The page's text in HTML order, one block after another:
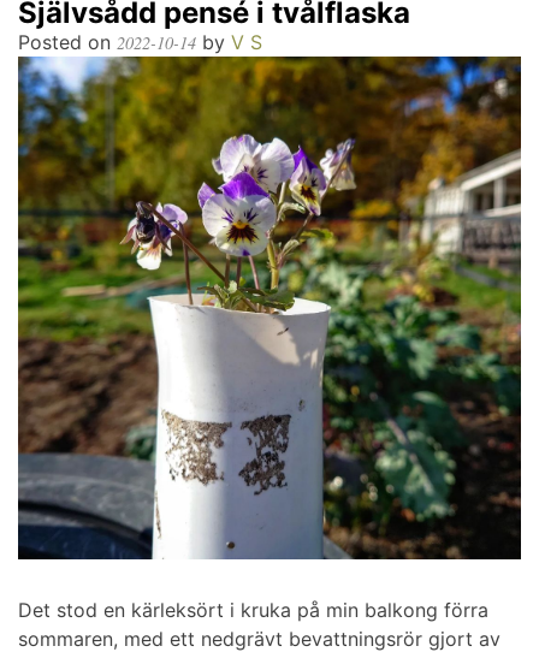
Självsådd pensé i tvålflaska
Posted on 2022-10-14 by V S
Det stod en kärleksört i kruka på min balkong förra
sommaren, med ett nedgrävt bevattningsrör gjort av